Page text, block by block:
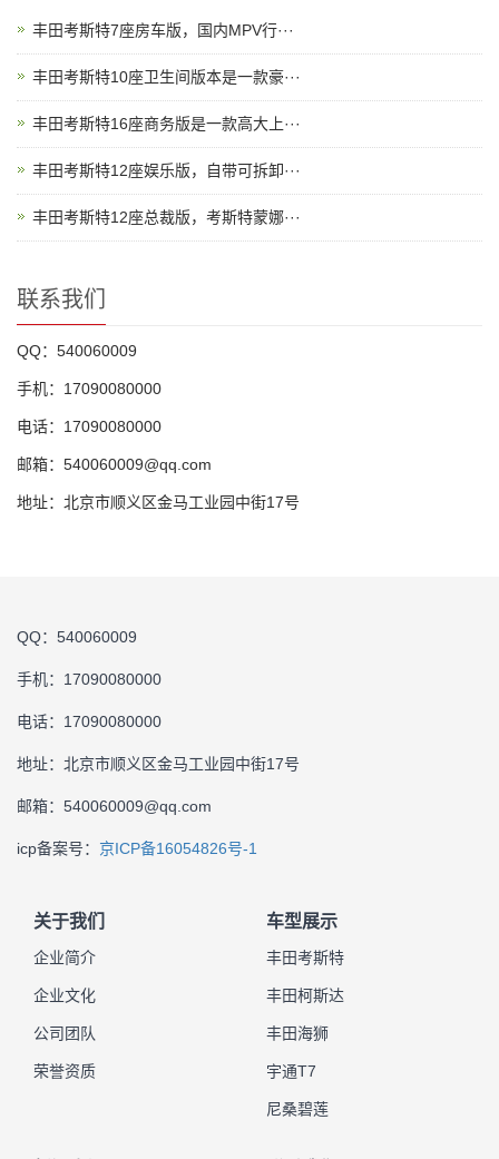
丰田考斯特7座房车版，国内MPV行···
丰田考斯特10座卫生间版本是一款豪···
丰田考斯特16座商务版是一款高大上···
丰田考斯特12座娱乐版，自带可拆卸···
丰田考斯特12座总裁版，考斯特蒙娜···
联系我们
QQ：540060009
手机：17090080000
电话：17090080000
邮箱：540060009@qq.com
地址：北京市顺义区金马工业园中街17号
QQ：540060009
手机：17090080000
电话：17090080000
地址：北京市顺义区金马工业园中街17号
邮箱：540060009@qq.com
icp备案号： 京ICP备16054826号-1
关于我们
企业简介
企业文化
公司团队
荣誉资质
车型展示
丰田考斯特
丰田柯斯达
丰田海狮
宇通T7
尼桑碧莲